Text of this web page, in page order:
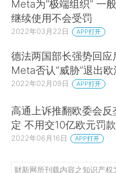
Meta为“极端组织” 一
继续使用不会受罚
2022年03月22日 APP打开
德法两国部长强势回应
Meta否认“威胁”退出欧
2022年02月09日 APP打开
高通上诉推翻欧委会反
定 不用交10亿欧元罚款
2022年06月16日 APP打开
财新网所刊载内容之知识产